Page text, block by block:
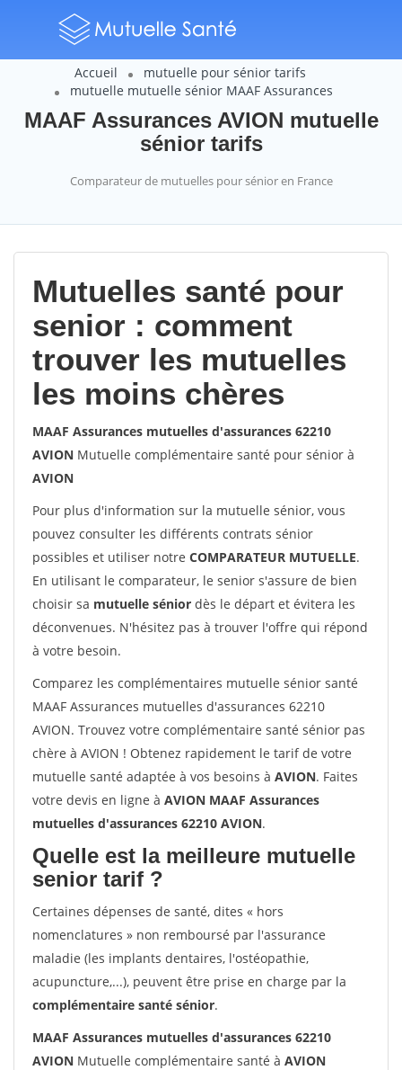
Accueil
mutuelle pour sénior tarifs
mutuelle mutuelle sénior MAAF Assurances
MAAF Assurances AVION mutuelle
sénior tarifs
Comparateur de mutuelles pour sénior en France
Mutuelles santé pour
senior : comment
trouver les mutuelles
les moins chères
MAAF Assurances mutuelles d'assurances 62210
AVION Mutuelle complémentaire santé pour sénior à
AVION
Pour plus d'information sur la mutuelle sénior, vous
pouvez consulter les différents contrats sénior
possibles et utiliser notre COMPARATEUR MUTUELLE.
En utilisant le comparateur, le senior s'assure de bien
choisir sa mutuelle sénior dès le départ et évitera les
déconvenues. N'hésitez pas à trouver l'offre qui répond
à votre besoin.
Comparez les complémentaires mutuelle sénior santé
MAAF Assurances mutuelles d'assurances 62210
AVION. Trouvez votre complémentaire santé sénior pas
chère à AVION ! Obtenez rapidement le tarif de votre
mutuelle santé adaptée à vos besoins à AVION. Faites
votre devis en ligne à AVION MAAF Assurances
mutuelles d'assurances 62210 AVION.
Quelle est la meilleure mutuelle
senior tarif ?
Certaines dépenses de santé, dites « hors
nomenclatures » non remboursé par l'assurance
maladie (les implants dentaires, l'ostéopathie,
acupuncture,...), peuvent être prise en charge par la
complémentaire santé sénior.
MAAF Assurances mutuelles d'assurances 62210
AVION Mutuelle complémentaire santé à AVION